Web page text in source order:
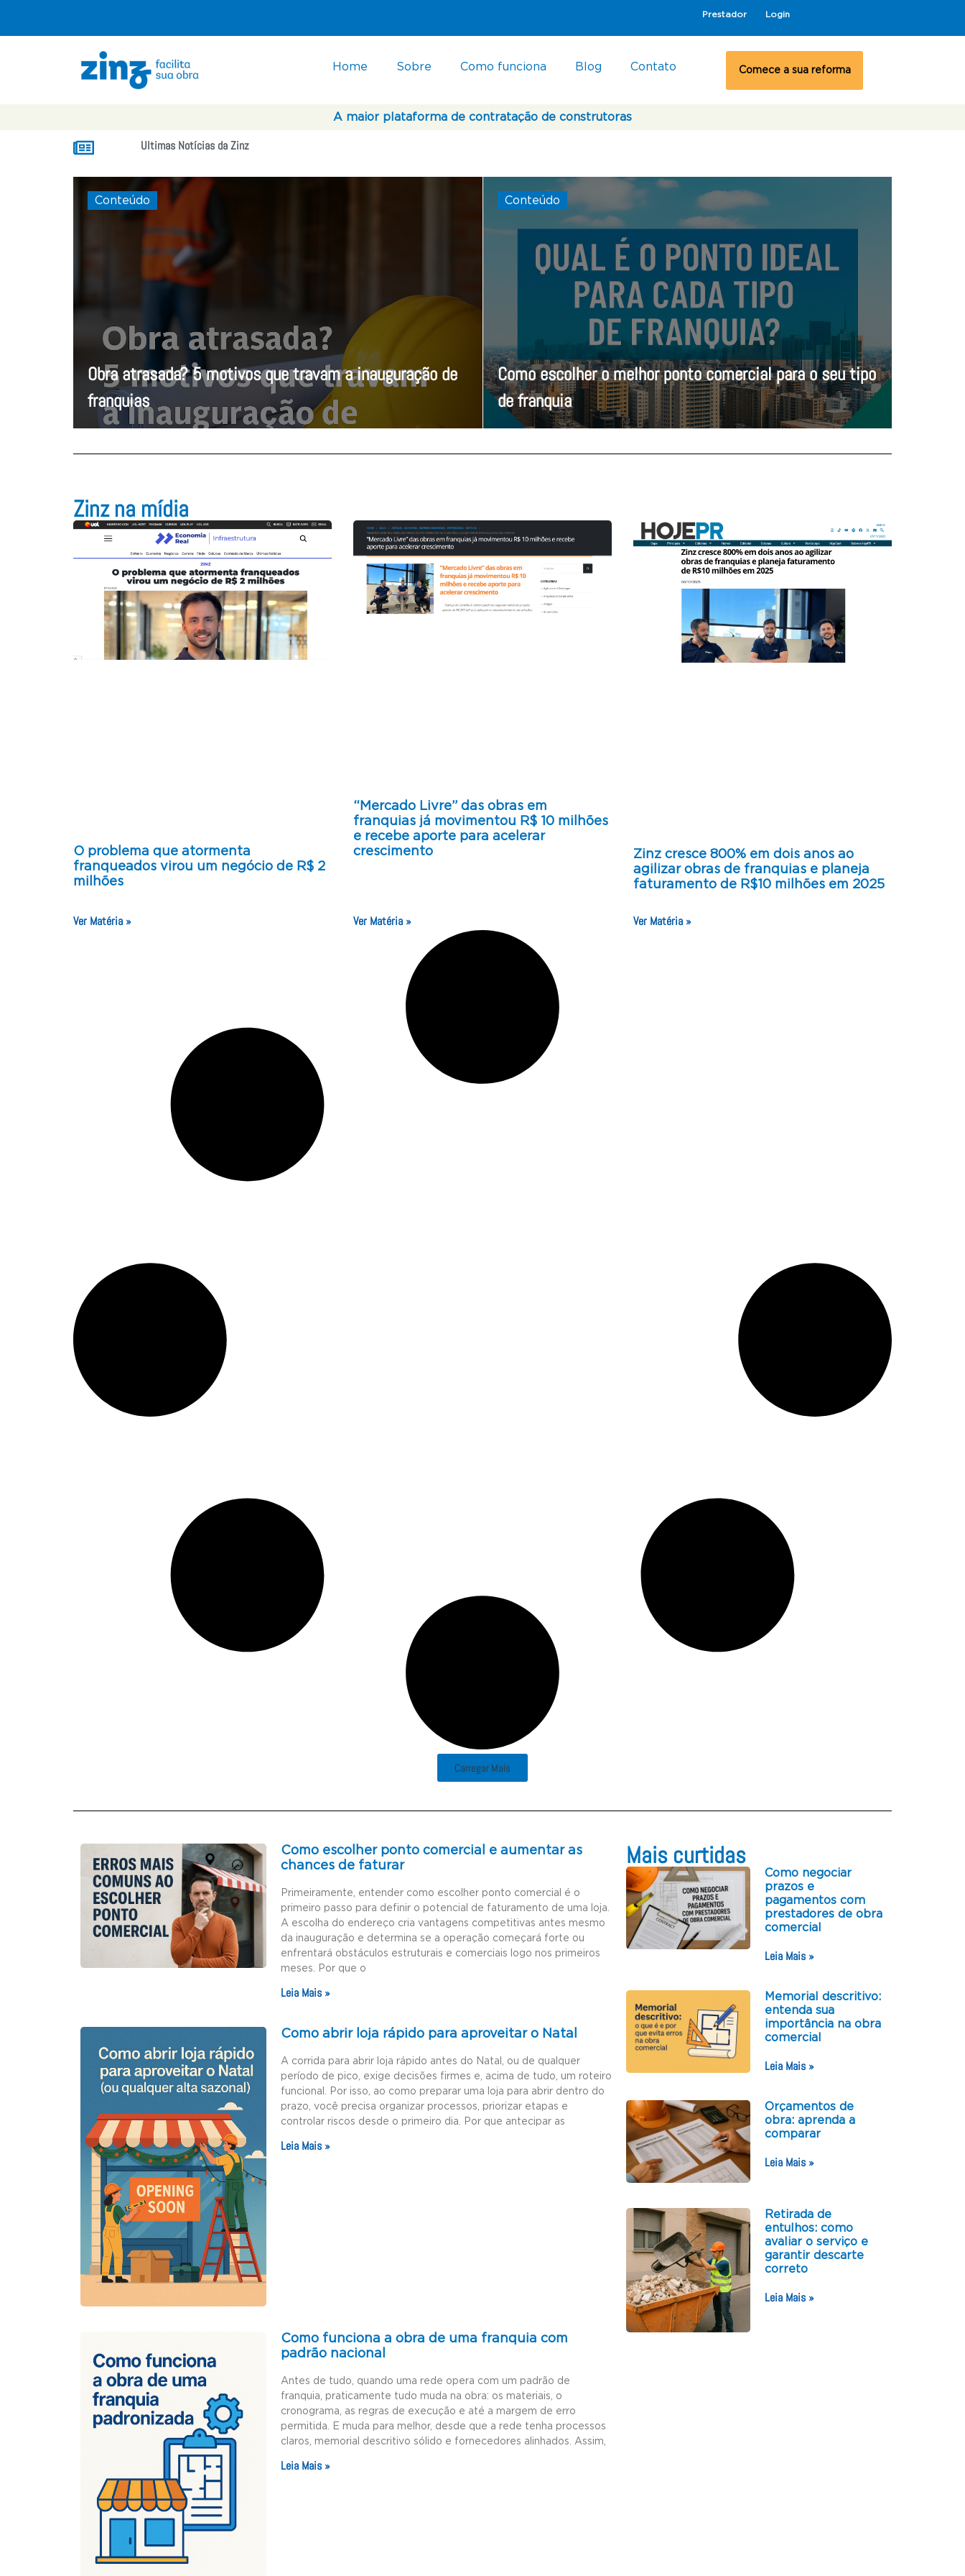
Prestador Login
Home Sobre Como funciona Blog Contato Comece a sua reforma
A maior plataforma de contratação de construtoras
Ultimas Notícias da Zinz
Conteúdo
Obra atrasada? 5 motivos que travam a inauguração de
franquias
Conteúdo
Como escolher o melhor ponto comercial para o seu tipo
de franquia
Zinz na mídia
O problema que atormenta
franqueados virou um negócio de R$ 2
milhões
Ver Matéria »
“Mercado Livre” das obras em
franquias já movimentou R$ 10 milhões
e recebe aporte para acelerar
crescimento
Ver Matéria »
Zinz cresce 800% em dois anos ao
agilizar obras de franquias e planeja
faturamento de R$10 milhões em 2025
Ver Matéria »
Carregar Mais
Como escolher ponto comercial e aumentar as
chances de faturar
Primeiramente, entender como escolher ponto comercial é o
primeiro passo para definir o potencial de faturamento de uma loja.
A escolha do endereço cria vantagens competitivas antes mesmo
da inauguração e determina se a operação começará forte ou
enfrentará obstáculos estruturais e comerciais logo nos primeiros
meses. Por que o
Leia Mais »
Como abrir loja rápido para aproveitar o Natal
A corrida para abrir loja rápido antes do Natal, ou de qualquer
período de pico, exige decisões firmes e, acima de tudo, um roteiro
funcional. Por isso, ao como preparar uma loja para abrir dentro do
prazo, você precisa organizar processos, priorizar etapas e
controlar riscos desde o primeiro dia. Por que antecipar as
Leia Mais »
Como funciona a obra de uma franquia com
padrão nacional
Antes de tudo, quando uma rede opera com um padrão de
franquia, praticamente tudo muda na obra: os materiais, o
cronograma, as regras de execução e até a margem de erro
permitida. E muda para melhor, desde que a rede tenha processos
claros, memorial descritivo sólido e fornecedores alinhados. Assim,
Leia Mais »
Mais curtidas​
Como negociar
prazos e
pagamentos com
prestadores de obra
comercial
Leia Mais »
Memorial descritivo:
entenda sua
importância na obra
comercial
Leia Mais »
Orçamentos de
obra: aprenda a
comparar
Leia Mais »
Retirada de
entulhos: como
avaliar o serviço e
garantir descarte
correto
Leia Mais »